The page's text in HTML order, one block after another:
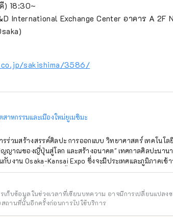
สดใส เราหวังว่างาน Expo จะเป็นโอกาสในการ
ด้านวัฒนธรรมและศิลปะที่หลากหลาย วิทยาศาสต
ประเทศต่างๆ ทั่วโลก
530-0001 อีเมล:
) 18:30~
International Exchange Center อาคาร A 2F
sakishima/3586/
าหกรรมและเมืองใหม่ยูเมชิมะ
ร่วมสร้างสรรค์ศิลปะ การออกแบบ วิทยาศาสตร์ เทคโนโ
ญญาณของญี่ปุ่นสู่โลก และสร้างอนาคต" เทศกาลศิลปะนาน
กับงาน Osaka-Kansai Expo ซึ่งจะมีประเทศและภูมิภาคเข้
านเครือข่ายที่จะเกิดขึ้น ณ สถานที่จัดงาน Expo และในเกีย
เราหวังว่างาน Expo จะเป็นโอกาสในการขยายวงกว้างขอ
ปะที่หลากหลาย วิทยาศาสตร์และเทคโนโลยี และเศรษฐกิจ
เก็บข้อมูลในช่วงเวลาที่เขียนบทความ อาจมีการเปลี่ยนแปล
ถานที่นั้นอีกครั้งก่อนการไปใช้บริการ